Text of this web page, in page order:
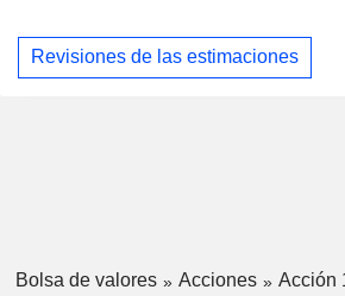
Revisiones de las estimaciones
Bolsa de valores Acciones Acción